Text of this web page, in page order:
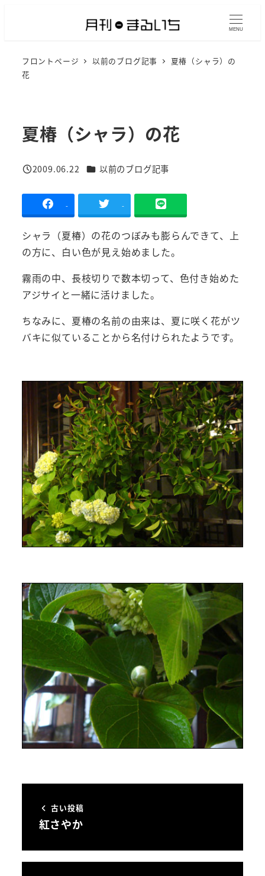
MENU
フロントページ 以前のブログ記事
夏椿（シャラ）の
花
夏椿（シャラ）の花
投稿日
2009.06.22 カテゴリー
以前のブログ記事
- -
シャラ（夏椿）の花のつぼみも膨らんできて、上
の方に、白い色が見え始めました。
霧雨の中、長枝切りで数本切って、色付き始めた
アジサイと一緒に活けました。
ちなみに、夏椿の名前の由来は、夏に咲く花がツ
バキに似ていることから名付けられたようです。
古い投稿
紅さやか